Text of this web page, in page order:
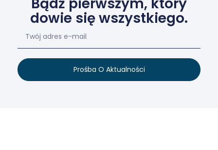
dowie się wszystkiego.
Prośba O Aktualności